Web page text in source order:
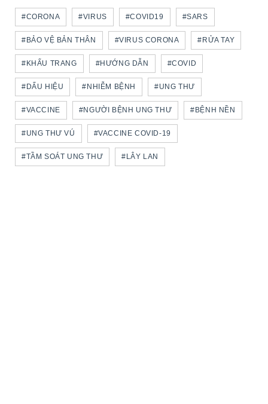
#CORONA #VIRUS #COVID19 #SARS
#BẢO VỆ BẢN THÂN #VIRUS CORONA #RỬA TAY
#KHẨU TRANG #HƯỚNG DẪN #COVID
#DẤU HIỆU #NHIỄM BỆNH #UNG THƯ
#VACCINE #NGƯỜI BỆNH UNG THƯ #BỆNH NỀN
#UNG THƯ VÚ #VACCINE COVID-19
#TẦM SOÁT UNG THƯ #LÂY LAN